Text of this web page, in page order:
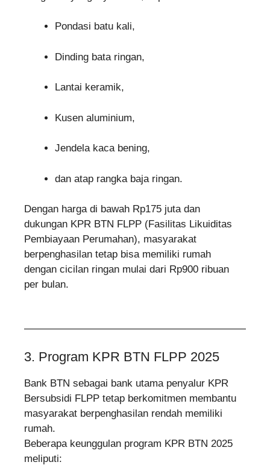
Pondasi batu kali,
Dinding bata ringan,
Lantai keramik,
Kusen aluminium,
Jendela kaca bening,
dan atap rangka baja ringan.
Dengan harga di bawah Rp175 juta dan
dukungan KPR BTN FLPP (Fasilitas Likuiditas
Pembiayaan Perumahan), masyarakat
berpenghasilan tetap bisa memiliki rumah
dengan cicilan ringan mulai dari Rp900 ribuan
per bulan.
3. Program KPR BTN FLPP 2025
Bank BTN sebagai bank utama penyalur KPR
Bersubsidi FLPP tetap berkomitmen membantu
masyarakat berpenghasilan rendah memiliki
rumah.
Beberapa keunggulan program KPR BTN 2025
meliputi: